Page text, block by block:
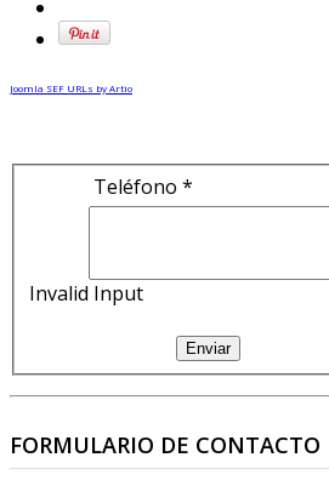
Joomla SEF URLs by Artio
Teléfono *
Invalid Input
Enviar
FORMULARIO DE CONTACTO